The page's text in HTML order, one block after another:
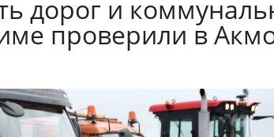
дорог и
проверили в